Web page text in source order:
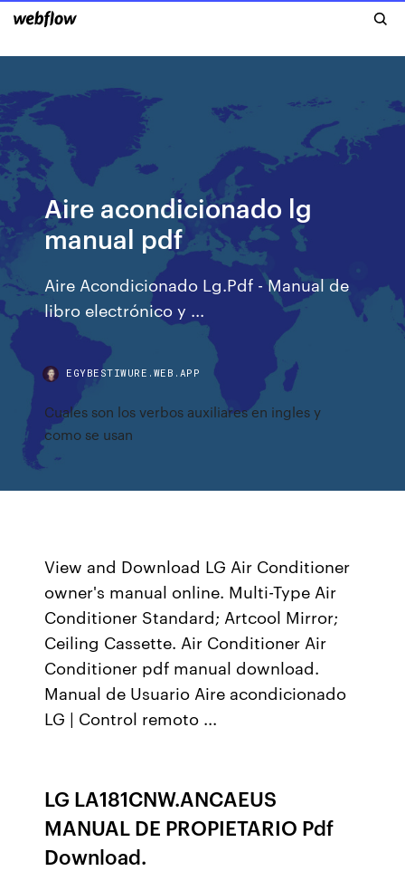
Aire acondicionado lg
manual pdf
Aire Acondicionado Lg.Pdf - Manual de
libro electrónico y ...
EGYBESTIWURE.WEB.APP
Cuales son los verbos auxiliares en ingles y
como se usan
View and Download LG Air Conditioner
owner's manual online. Multi-Type Air
Conditioner Standard; Artcool Mirror;
Ceiling Cassette. Air Conditioner Air
Conditioner pdf manual download.
Manual de Usuario Aire acondicionado
LG | Control remoto ...
LG LA181CNW.ANCAEUS
MANUAL DE PROPIETARIO Pdf
Download.